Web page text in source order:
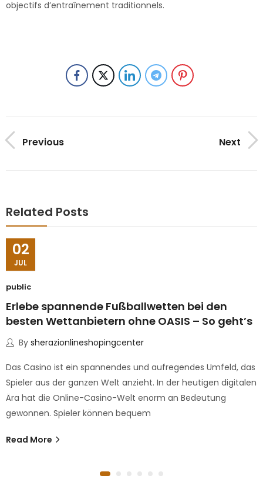
objectifs d’entraînement traditionnels.
Previous Next
Related Posts
02
JUL
public
Erlebe spannende Fußballwetten bei den
besten Wettanbietern ohne OASIS – So geht’s
By sherazionlineshopingcenter
Das Casino ist ein spannendes und aufregendes Umfeld, das
Spieler aus der ganzen Welt anzieht. In der heutigen digitalen
Ära hat die Online-Casino-Welt enorm an Bedeutung
gewonnen. Spieler können bequem
Read More